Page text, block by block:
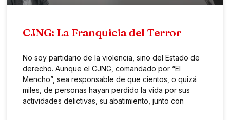
CJNG: La Franquicia del Terror
No soy partidario de la violencia, sino del Estado de
derecho. Aunque el CJNG, comandado por “El
Mencho”, sea responsable de que cientos, o quizá
miles, de personas hayan perdido la vida por sus
actividades delictivas, su abatimiento, junto con